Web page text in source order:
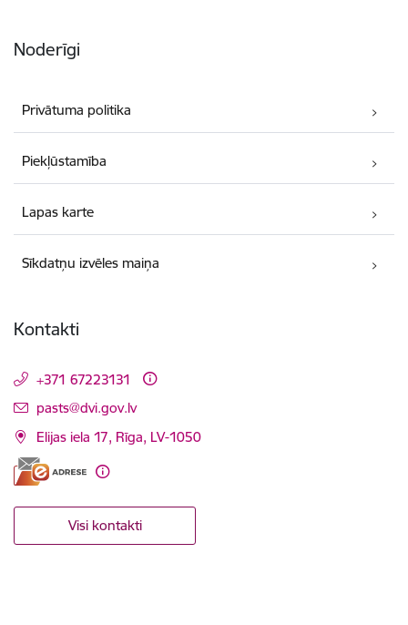
Noderīgi
Privātuma politika
Piekļūstamība
Lapas karte
Sīkdatņu izvēles maiņa
Kontakti
+371 67223131
E-pasts:
pasts@dvi.gov.lv
Elijas iela 17, Rīga, LV-1050
Visi kontakti